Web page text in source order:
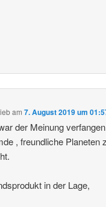
am7. August 2019 um
der Meinung
, freundliche Planeten
in der Lage,